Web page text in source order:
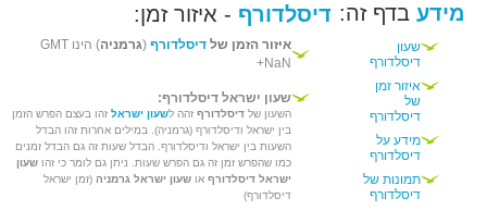
מידע בדף זה:
שעון
דיסלדורף
איזור זמן
של
דיסלדורף
מידע על
דיסלדורף
תמונות של
דיסלדורף
דיסלדורף - איזור זמן:
איזור הזמן של דיסלדורף (גרמניה
) הינו GMT
+NaN
שעון ישראל דיסלדורף:
השעון של דיסלדורף זהה לשעון ישראל זהו בעצם הפרש הזמן
בין ישראל ודיסלדורף (גרמניה). במילים אחרות זהו הבדל
השעות בין ישראל ודיסלדורף. הבדל שעות זה גם הבדל זמנים
כמו שהפרש זמן זה גם הפרש שעות. ניתן גם לומר כי זהו שעון
ישראל דיסלדורף או שעון ישראל גרמניה (זמן ישראל
דיסלדורף)